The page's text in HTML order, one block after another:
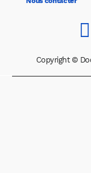
Copyright ©